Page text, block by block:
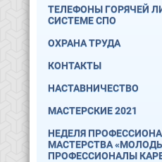
ТЕЛЕФОНЫ ГОРЯЧЕЙ
СИСТЕМЕ СПО
ОХРАНА ТРУДА
КОНТАКТЫ
НАСТАВНИЧЕСТВО
МАСТЕРСКИЕ 2021
НЕДЕЛЯ
МАСТЕРСТВА
ПРОФЕССИОНАЛЫ